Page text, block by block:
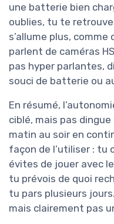
une batterie bien
oublies, tu te
s’allume plus,
parlent de caméras
pas hyper parlantes,
souci de batterie ou
En résumé,
ciblé, mais pas
matin au soir en
façon de l’utiliser : tu
évites de jouer avec
tu prévois de quoi
tu pars plusieurs
mais clairement pas